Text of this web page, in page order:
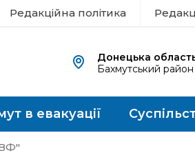
Редакційна політика
Донецька
Бахмутський район
в евакуації